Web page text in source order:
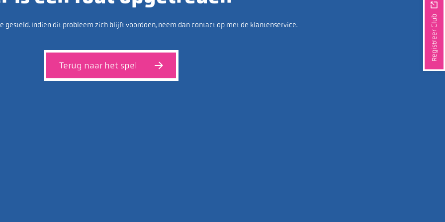
gesteld. Indien dit probleem zich blijft voordoen, neem dan contact op met de klantenservice.
Terug naar het spel
Registreer Club